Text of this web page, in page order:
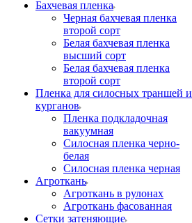
Бахчевая пленка
Черная бахчевая пленка
второй сорт
Белая бахчевая пленка
высший сорт
Белая бахчевая пленка
второй сорт
Пленка для силосных траншей и
курганов
Пленка подкладочная
вакуумная
Силосная пленка черно-
белая
Силосная пленка черная
Агроткань
Агроткань в рулонах
Агроткань фасованная
Сетки затеняющие